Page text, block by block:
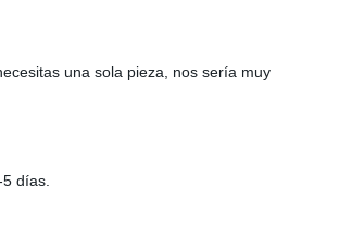
una sola pieza, nos sería muy
días.